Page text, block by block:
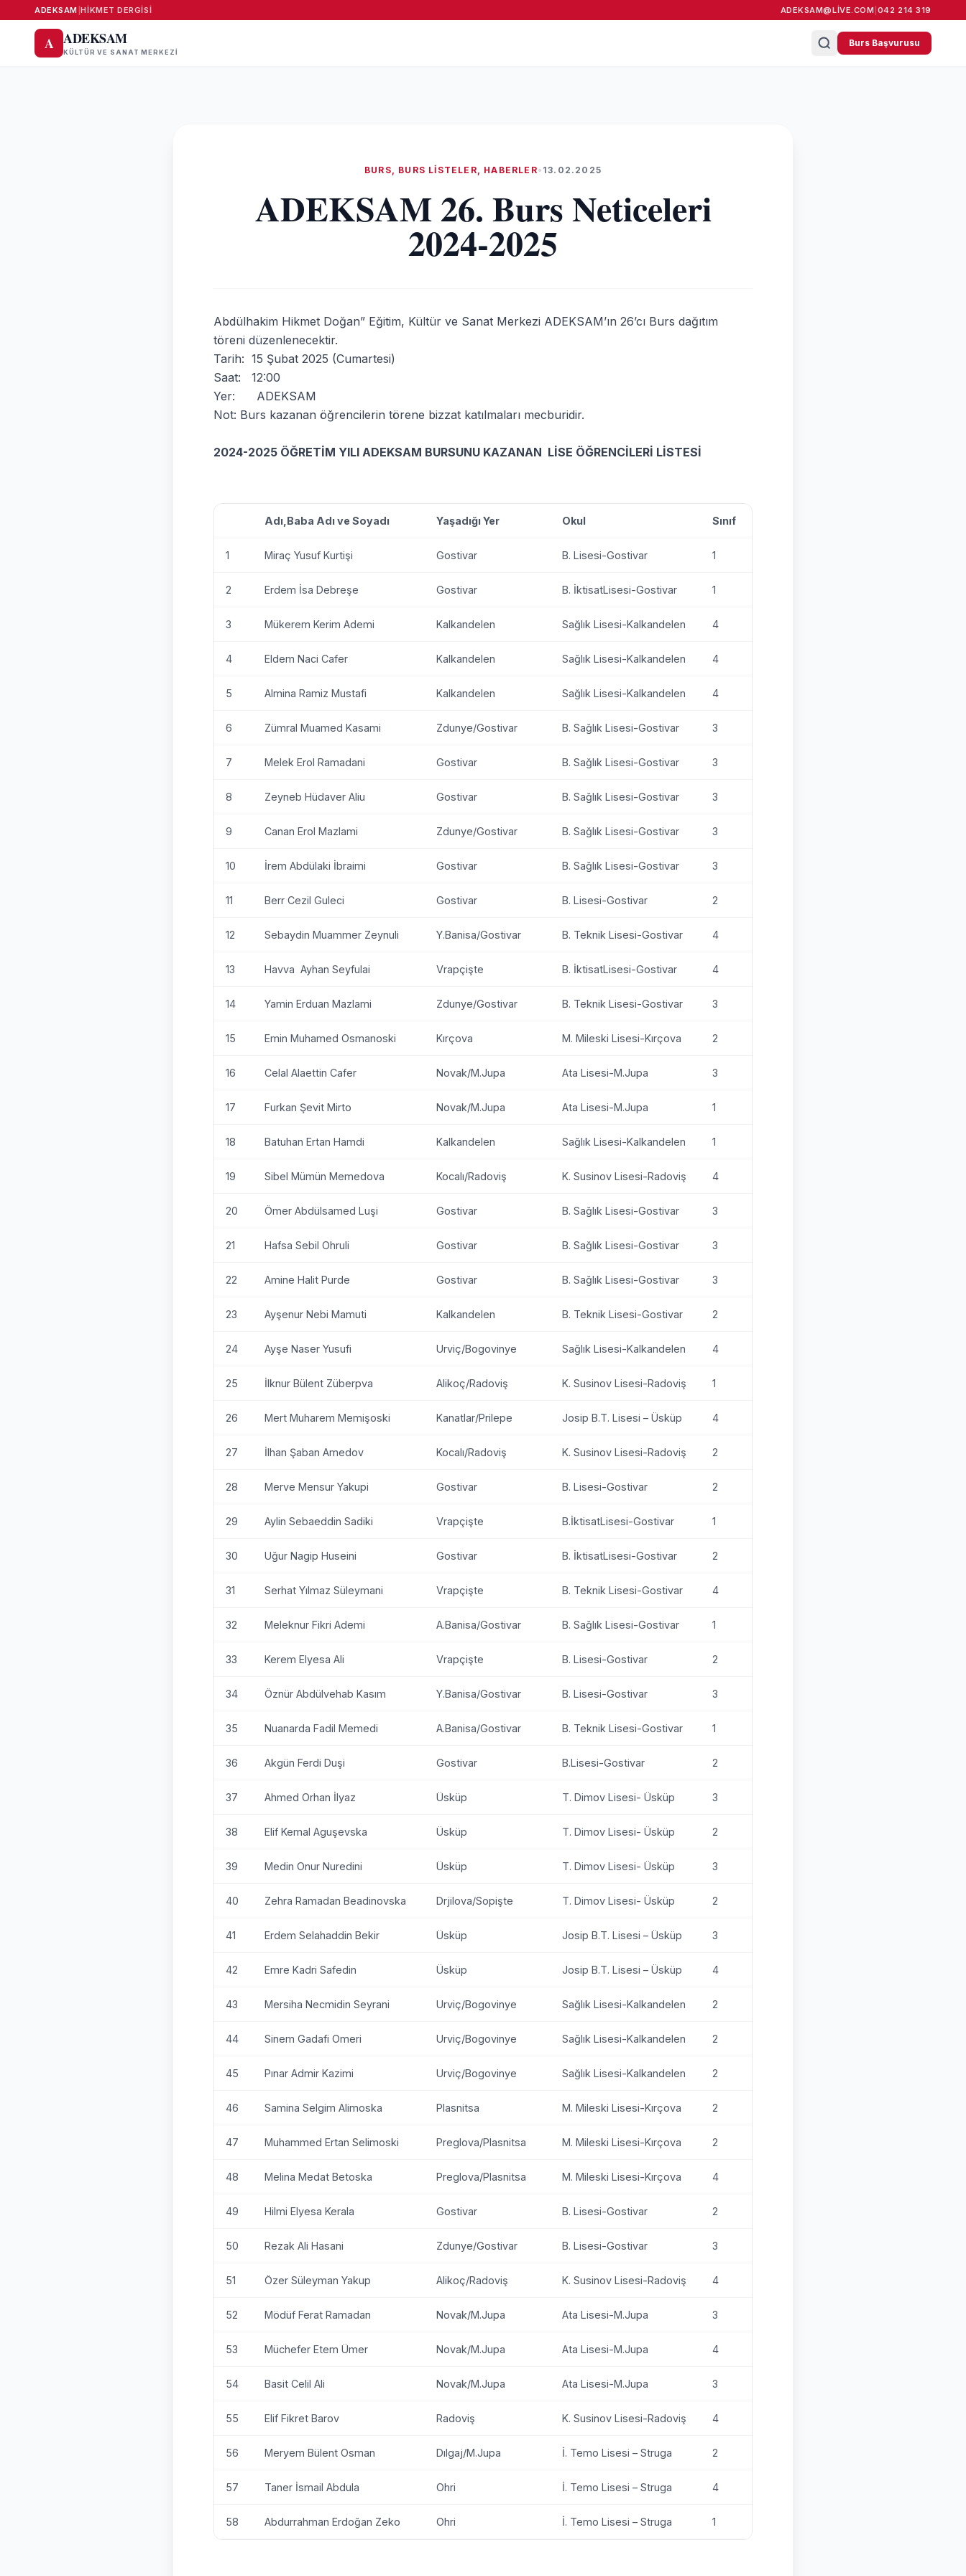
ADEKSAM |HIKMET DERGISI ADEKSAM@LIVE.COM 042 214 319
A ADEKSAM
KÜLTÜR VE SANAT MERKEZI
Burs Başvurusu
BURS, BURS LISTELER, HABERLER• 13.02.2025
ADEKSAM 26. Burs Neticeleri
2024-2025
Abdülhakim Hikmet Doğan” Eğitim, Kültür ve Sanat Merkezi ADEKSAM’ın 26’cı Burs dağıtım
töreni düzenlenecektir.
Tarih: 15 Şubat 2025 (Cumartesi)
Saat: 12:00
Yer: ADEKSAM
Not: Burs kazanan öğrencilerin törene bizzat katılmaları mecburidir.
2024-2025 ÖĞRETİM YILI ADEKSAM BURSUNU KAZANAN LİSE ÖĞRENCİLERİ LİSTESİ
Adı,Baba Adı ve Soyadı Yaşadığı Yer Okul Sınıf
1 Miraç Yusuf Kurtişi Gostivar B. Lisesi-Gostivar 1
2 Erdem İsa Debreşe Gostivar B. İktisatLisesi-Gostivar 1
3 Mükerem Kerim Ademi Kalkandelen Sağlık Lisesi-Kalkandelen 4
4 Eldem Naci Cafer Kalkandelen Sağlık Lisesi-Kalkandelen 4
5 Almina Ramiz Mustafi Kalkandelen Sağlık Lisesi-Kalkandelen 4
6 Zümral Muamed Kasami Zdunye/Gostivar B. Sağlık Lisesi-Gostivar 3
7 Melek Erol Ramadani Gostivar B. Sağlık Lisesi-Gostivar 3
8 Zeyneb Hüdaver Aliu Gostivar B. Sağlık Lisesi-Gostivar 3
9 Canan Erol Mazlami Zdunye/Gostivar B. Sağlık Lisesi-Gostivar 3
10 İrem Abdülaki İbraimi Gostivar B. Sağlık Lisesi-Gostivar 3
11 Berr Cezil Guleci Gostivar B. Lisesi-Gostivar 2
12 Sebaydin Muammer Zeynuli Y.Banisa/Gostivar B. Teknik Lisesi-Gostivar 4
13 Havva Ayhan Seyfulai Vrapçişte B. İktisatLisesi-Gostivar 4
14 Yamin Erduan Mazlami Zdunye/Gostivar B. Teknik Lisesi-Gostivar 3
15 Emin Muhamed Osmanoski Kırçova M. Mileski Lisesi-Kırçova 2
16 Celal Alaettin Cafer Novak/M.Jupa Ata Lisesi-M.Jupa 3
17 Furkan Şevit Mirto Novak/M.Jupa Ata Lisesi-M.Jupa 1
18 Batuhan Ertan Hamdi Kalkandelen Sağlık Lisesi-Kalkandelen 1
19 Sibel Mümün Memedova Kocalı/Radoviş K. Susinov Lisesi-Radoviş 4
20 Ömer Abdülsamed Luşi Gostivar B. Sağlık Lisesi-Gostivar 3
21 Hafsa Sebil Ohruli Gostivar B. Sağlık Lisesi-Gostivar 3
22 Amine Halit Purde Gostivar B. Sağlık Lisesi-Gostivar 3
23 Ayşenur Nebi Mamuti Kalkandelen B. Teknik Lisesi-Gostivar 2
24 Ayşe Naser Yusufi Urviç/Bogovinye Sağlık Lisesi-Kalkandelen 4
25 İlknur Bülent Züberpva Alikoç/Radoviş K. Susinov Lisesi-Radoviş 1
26 Mert Muharem Memişoski Kanatlar/Prilepe Josip B.T. Lisesi – Üsküp 4
27 İlhan Şaban Amedov Kocalı/Radoviş K. Susinov Lisesi-Radoviş 2
28 Merve Mensur Yakupi Gostivar B. Lisesi-Gostivar 2
29 Aylin Sebaeddin Sadiki Vrapçişte B.İktisatLisesi-Gostivar 1
30 Uğur Nagip Huseini Gostivar B. İktisatLisesi-Gostivar 2
31 Serhat Yılmaz Süleymani Vrapçişte B. Teknik Lisesi-Gostivar 4
32 Meleknur Fikri Ademi A.Banisa/Gostivar B. Sağlık Lisesi-Gostivar 1
33 Kerem Elyesa Ali Vrapçişte B. Lisesi-Gostivar 2
34 Öznür Abdülvehab Kasım Y.Banisa/Gostivar B. Lisesi-Gostivar 3
35 Nuanarda Fadil Memedi A.Banisa/Gostivar B. Teknik Lisesi-Gostivar 1
36 Akgün Ferdi Duşi Gostivar B.Lisesi-Gostivar 2
37 Ahmed Orhan İlyaz Üsküp T. Dimov Lisesi- Üsküp 3
38 Elif Kemal Aguşevska Üsküp T. Dimov Lisesi- Üsküp 2
39 Medin Onur Nuredini Üsküp T. Dimov Lisesi- Üsküp 3
40 Zehra Ramadan Beadinovska Drjilova/Sopişte T. Dimov Lisesi- Üsküp 2
41 Erdem Selahaddin Bekir Üsküp Josip B.T. Lisesi – Üsküp 3
42 Emre Kadri Safedin Üsküp Josip B.T. Lisesi – Üsküp 4
43 Mersiha Necmidin Seyrani Urviç/Bogovinye Sağlık Lisesi-Kalkandelen 2
44 Sinem Gadafi Omeri Urviç/Bogovinye Sağlık Lisesi-Kalkandelen 2
45 Pınar Admir Kazimi Urviç/Bogovinye Sağlık Lisesi-Kalkandelen 2
46 Samina Selgim Alimoska Plasnitsa M. Mileski Lisesi-Kırçova 2
47 Muhammed Ertan Selimoski Preglova/Plasnitsa M. Mileski Lisesi-Kırçova 2
48 Melina Medat Betoska Preglova/Plasnitsa M. Mileski Lisesi-Kırçova 4
49 Hilmi Elyesa Kerala Gostivar B. Lisesi-Gostivar 2
50 Rezak Ali Hasani Zdunye/Gostivar B. Lisesi-Gostivar 3
51 Özer Süleyman Yakup Alikoç/Radoviş K. Susinov Lisesi-Radoviş 4
52 Mödüf Ferat Ramadan Novak/M.Jupa Ata Lisesi-M.Jupa 3
53 Müchefer Etem Ümer Novak/M.Jupa Ata Lisesi-M.Jupa 4
54 Basit Celil Ali Novak/M.Jupa Ata Lisesi-M.Jupa 3
55 Elif Fikret Barov Radoviş K. Susinov Lisesi-Radoviş 4
56 Meryem Bülent Osman Dılgaj/M.Jupa İ. Temo Lisesi – Struga 2
57 Taner İsmail Abdula Ohri İ. Temo Lisesi – Struga 4
58 Abdurrahman Erdoğan Zeko Ohri İ. Temo Lisesi – Struga 1